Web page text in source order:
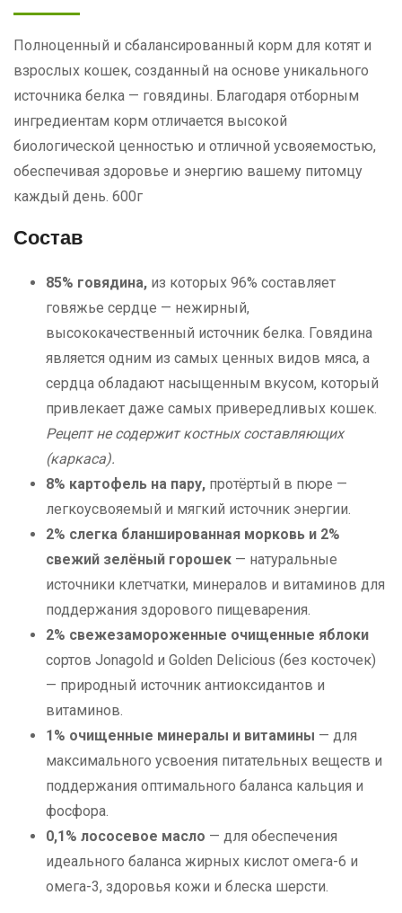
Полноценный и сбалансированный корм для котят и
взрослых кошек, созданный на основе уникального
источника белка — говядины. Благодаря отборным
ингредиентам корм отличается высокой
биологической ценностью и отличной усвояемостью,
обеспечивая здоровье и энергию вашему питомцу
каждый день. 600г
Состав
85% говядина, из которых 96% составляет
говяжье сердце — нежирный,
высококачественный источник белка. Говядина
является одним из самых ценных видов мяса, а
сердца обладают насыщенным вкусом, который
привлекает даже самых привередливых кошек.
Рецепт не содержит костных составляющих
(каркаса).
8% картофель на пару, протёртый в пюре —
легкоусвояемый и мягкий источник энергии.
2% слегка бланшированная морковь и 2%
свежий зелёный горошек — натуральные
источники клетчатки, минералов и витаминов для
поддержания здорового пищеварения.
2% свежезамороженные очищенные яблоки
сортов Jonagold и Golden Delicious (без косточек)
— природный источник антиоксидантов и
витаминов.
1% очищенные минералы и витамины — для
максимального усвоения питательных веществ и
поддержания оптимального баланса кальция и
фосфора.
0,1% лососевое масло — для обеспечения
идеального баланса жирных кислот омега-6 и
омега-3, здоровья кожи и блеска шерсти.